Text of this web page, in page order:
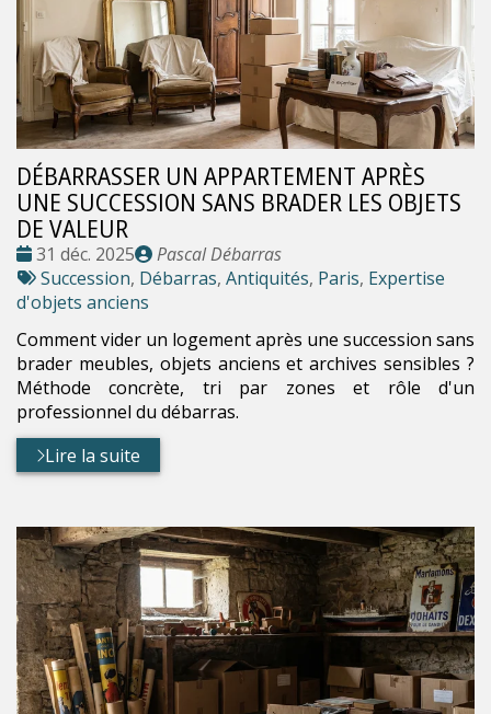
DÉBARRASSER UN APPARTEMENT APRÈS
UNE SUCCESSION SANS BRADER LES OBJETS
DE VALEUR
Date
:
31 déc. 2025
Publié
par
Pascal Débarras
Tags
:
Succession, Débarras, Antiquités, Paris, Expertise
d'objets anciens
Comment vider un logement après une succession sans
brader meubles, objets anciens et archives sensibles ?
Méthode concrète, tri par zones et rôle d'un
professionnel du débarras.
Lire la suite